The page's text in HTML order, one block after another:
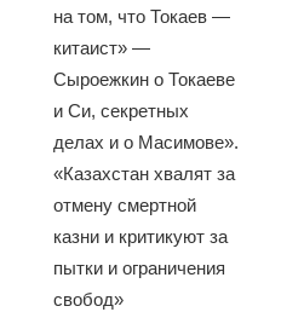
на том, что Токаев —
китаист» —
Сыроежкин о Токаеве
и Си, секретных
делах и о Масимове».
«Казахстан хвалят за
отмену смертной
казни и критикуют за
пытки и ограничения
свобод»